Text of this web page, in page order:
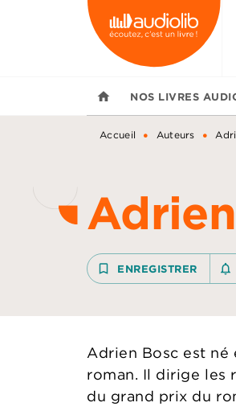
MENU
home NOS LIVRES
Accueil • Auteurs •
bookmark_border ENREGISTRER
Adrien Bosc est né
roman. Il dirige les
du grand prix du